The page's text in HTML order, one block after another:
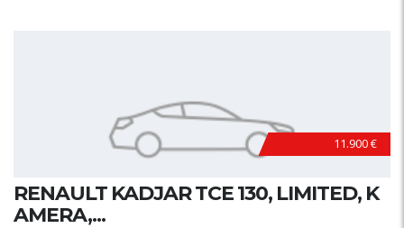
11.900 €
RENAULT KADJAR TCE 130, LIMITED, K
AMERA,...